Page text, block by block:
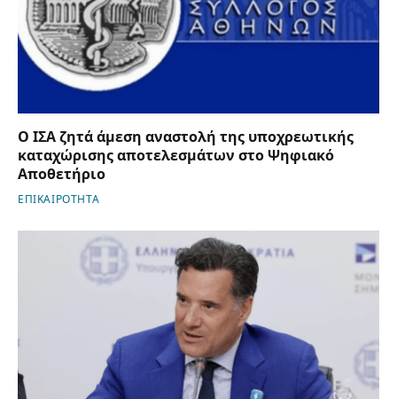
Ο ΙΣΑ ζητά άμεση αναστολή της υποχρεωτικής
καταχώρισης αποτελεσμάτων στο Ψηφιακό
Αποθετήριο
ΕΠΙΚΑΙΡΟΤΗΤΑ